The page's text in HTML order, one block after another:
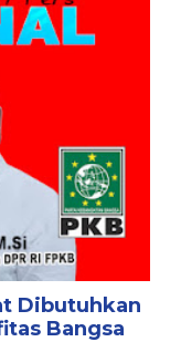
Dibutuhkan
Bangsa